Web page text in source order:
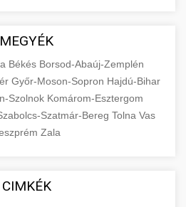
MEGYÉK
Békés Borsod-Abaúj-Zemplén
Győr-Moson-Sopron Hajdú-Bihar
Szolnok Komárom-Esztergom
Szatmár-Bereg Tolna Vas
Zala
CIMKÉK